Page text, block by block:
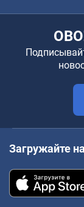
Загружайте